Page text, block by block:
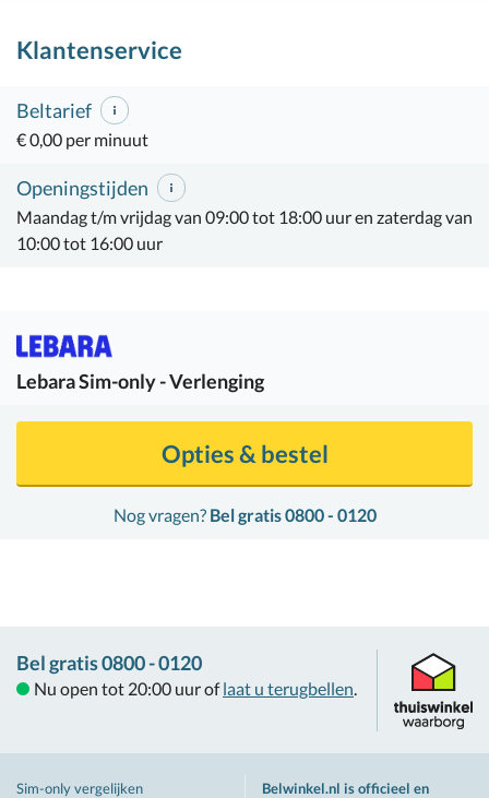
Klantenservice
Beltarief
€ 0,00 per minuut
Openingstijden
Maandag t/m vrijdag van 09:00 tot 18:00 uur en zaterdag van
10:00 tot 16:00 uur
LebaraSim-only - Verlenging
Nog vragen? Bel gratis 0800 - 0120
Opties & bestel
Bel gratis 0800 - 0120
Nu open tot 20:00 uur of laat u terugbellen.
Sim-only vergelijken Belwinkel.nl is officieel en